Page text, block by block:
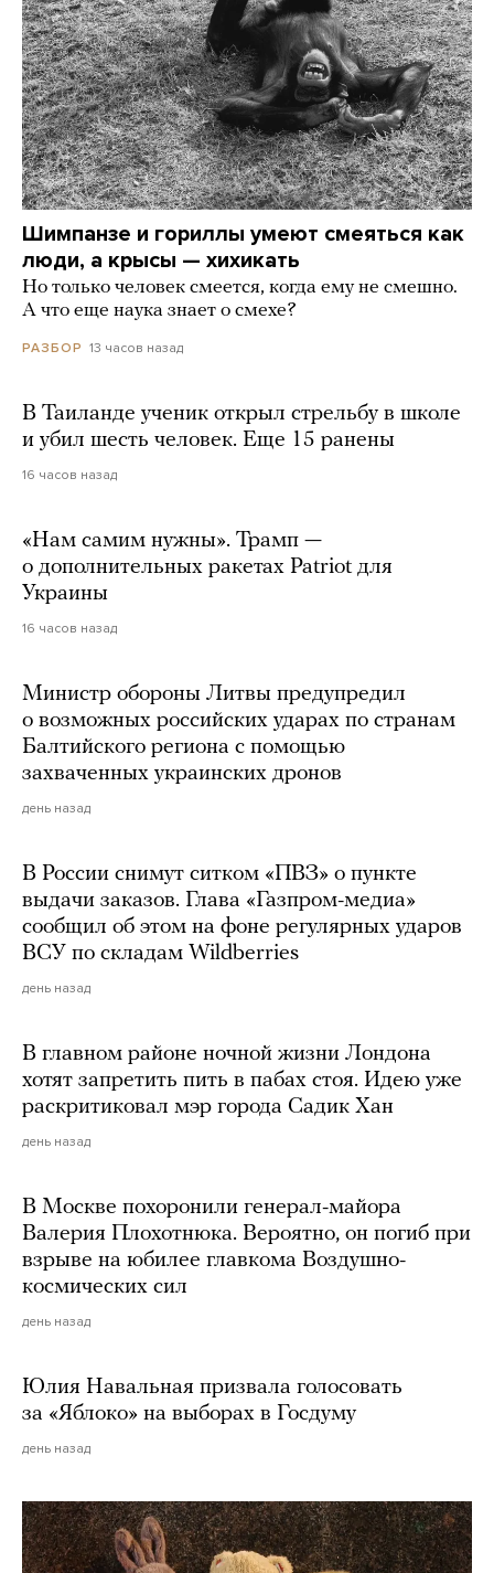
Шимпанзе и гориллы умеют смеяться как
люди, а крысы — хихикать
Но только человек смеется, когда ему не смешно.
А что еще наука знает о смехе?
РАЗБОР 13 часов назад
В Таиланде ученик открыл стрельбу в школе
и убил шесть человек. Еще 15 ранены
16 часов назад
«Нам самим нужны». Трамп —
о дополнительных ракетах Patriot для
Украины
16 часов назад
Министр обороны Литвы предупредил
о возможных российских ударах по странам
Балтийского региона с помощью
захваченных украинских дронов
день назад
В России снимут ситком «ПВЗ» о пункте
выдачи заказов. Глава «Газпром-медиа»
сообщил об этом на фоне регулярных ударов
ВСУ по складам Wildberries
день назад
В главном районе ночной жизни Лондона
хотят запретить пить в пабах стоя. Идею уже
раскритиковал мэр города Садик Хан
день назад
В Москве похоронили генерал-майора
Валерия Плохотнюка. Вероятно, он погиб при
взрыве на юбилее главкома Воздушно-
космических сил
день назад
Юлия Навальная призвала голосовать
за «Яблоко» на выборах в Госдуму
день назад